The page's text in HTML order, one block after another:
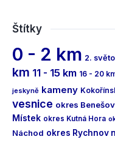
Štítky
0 - 2 km 2.
km 11 - 15 km 16 - 20
jeskyně kameny
vesnice okres Benešov
Místek okres Kutná Hora
Náchod okres Rychnov